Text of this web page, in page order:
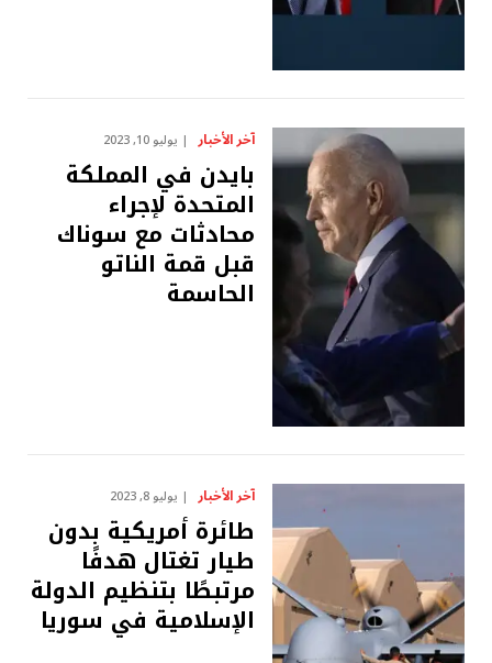
آخر الأخبار يوليو 10, 2023
بايدن في المملكة
المتحدة لإجراء
محادثات مع سوناك
قبل قمة الناتو
الحاسمة
آخر الأخبار يوليو 8, 2023
طائرة أمريكية بدون
طيار تغتال هدفًا
مرتبطًا بتنظيم الدولة
الإسلامية في سوريا